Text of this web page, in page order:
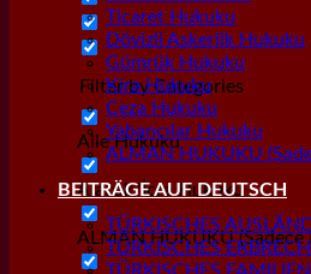
Filter by Categories
Aile Hukuku
Alacak/İcra Hukuku
ALMAN HUKUKU (Sadece
Ticaret Hukuku
Dövizli Askerlik Hukuku
Gümrük Hukuku
Kira Hukuku
Ceza Hukuku
Yabancılar Hukuku
ALMAN HUKUKU
BEITRÄGE AUF DEUTSCH
TÜRKISCHES
TÜRKISCHES